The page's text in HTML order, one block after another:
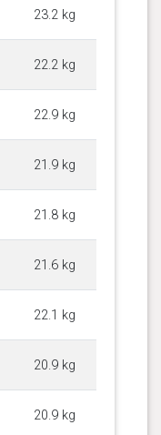
23.2 kg
22.2 kg
22.9 kg
21.9 kg
21.8 kg
21.6 kg
22.1 kg
20.9 kg
20.9 kg